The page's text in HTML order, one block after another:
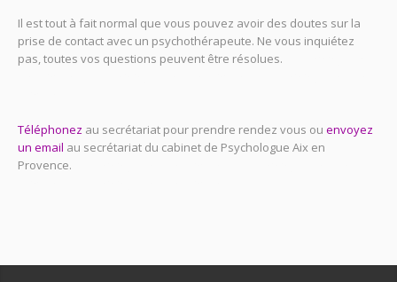
Il est tout à fait normal que vous pouvez avoir des doutes sur la
prise de contact avec un psychothérapeute. Ne vous inquiétez
pas, toutes vos questions peuvent être résolues.
Téléphonez au secrétariat pour prendre rendez vous ou envoyez
un email au secrétariat du cabinet de Psychologue Aix en
Provence.